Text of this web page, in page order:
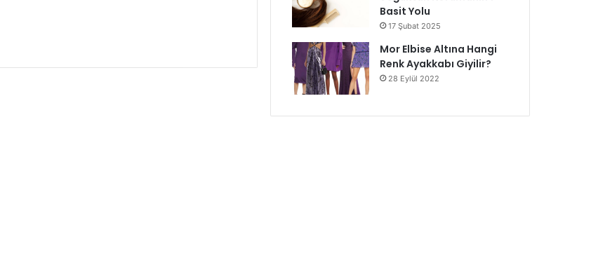
Basit Yolu
17 Şubat 2025
Mor Elbise Altına Hangi
Renk Ayakkabı Giyilir?
28 Eylül 2022